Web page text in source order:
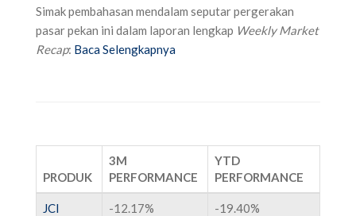
Simak pembahasan mendalam seputar pergerakan
pasar pekan ini dalam laporan lengkap Weekly Market
Recap: Baca Selengkapnya
PRODUK
3M
PERFORMANCE
YTD
PERFORMANCE
JCI -12.17% -19.40%